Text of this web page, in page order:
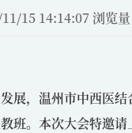
15 14:14:07 浏览
展，温州市中西医
班。本次大会特邀